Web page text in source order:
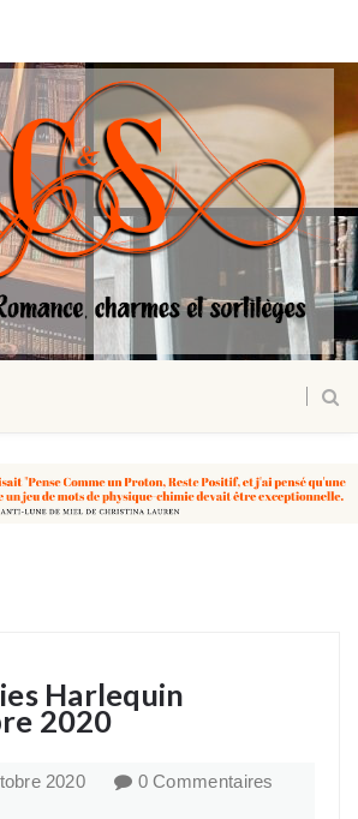
Harlequin
2020
2020 0 Commentaires